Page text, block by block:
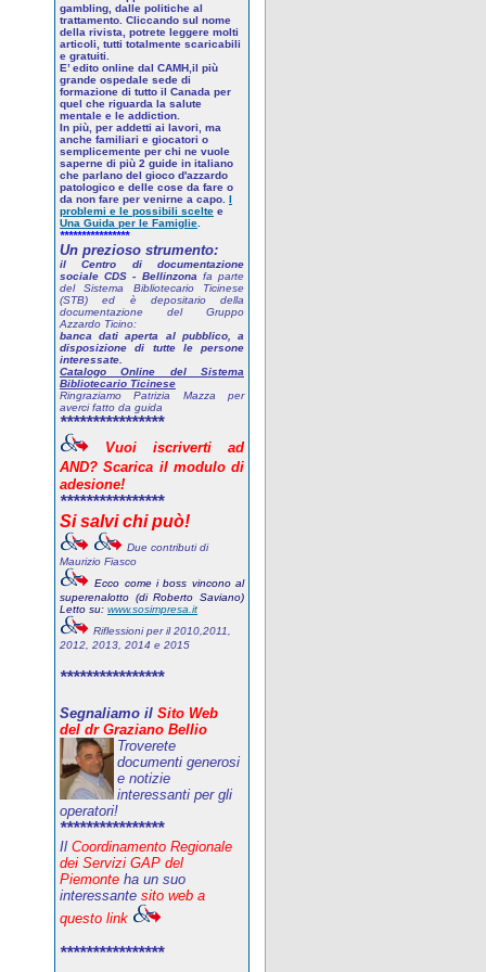
gambling, dalle politiche al
trattamento. Cliccando sul nome
della rivista, potrete leggere molti
articoli, tutti totalmente scaricabili
e gratuiti.
E’ edito online dal CAMH,il più
grande ospedale sede di
formazione di tutto il Canada per
quel che riguarda la salute
mentale e le addiction.
In più, per addetti ai lavori, ma
anche familiari e giocatori o
semplicemente per chi ne vuole
saperne di più 2 guide in italiano
che parlano del gioco d'azzardo
patologico e delle cose da fare o
da non fare per venirne a capo. I
problemi e le possibili scelte e
Una Guida per le Famiglie
****************
Un prezioso strumento:
il Centro di documentazione
sociale CDS - Bellinzona fa parte
del Sistema Bibliotecario Ticinese
(STB) ed è depositario della
documentazione del Gruppo
Azzardo Ticino:
banca dati aperta al pubblico, a
disposizione di tutte le persone
interessate.
Catalogo Online del Sistema
Bibliotecario Ticinese
Ringraziamo Patrizia Mazza per
averci fatto da guida
****************
Vuoi iscriverti
ad
AND? Scarica il modulo di
adesione!
****************
Si salvi chi può!
Due contributi di
Maurizio Fiasco
Ecco come i boss vincono al
superenalotto (di Roberto Saviano)
Letto su: www.sosimpresa.it
Riflessioni per il 2010,2011,
2012, 2013, 2014 e 2015
****************
Segnaliamo il Sito Web
del dr Graziano Bellio
Troverete
documenti generosi
e notizie
interessanti per gli
operatori!
****************
Il Coordinamento Regionale
dei Servizi GAP del
Piemonte ha un suo
interessante sito web a
questo link
****************